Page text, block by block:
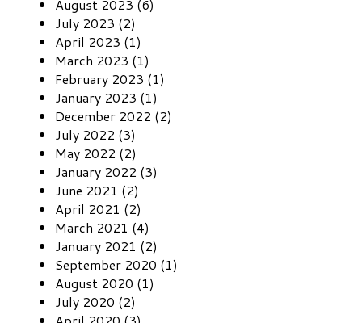
August 2023 (6)
July 2023 (2)
April 2023 (1)
March 2023 (1)
February 2023 (1)
January 2023 (1)
December 2022 (2)
July 2022 (3)
May 2022 (2)
January 2022 (3)
June 2021 (2)
April 2021 (2)
March 2021 (4)
January 2021 (2)
September 2020 (1)
August 2020 (1)
July 2020 (2)